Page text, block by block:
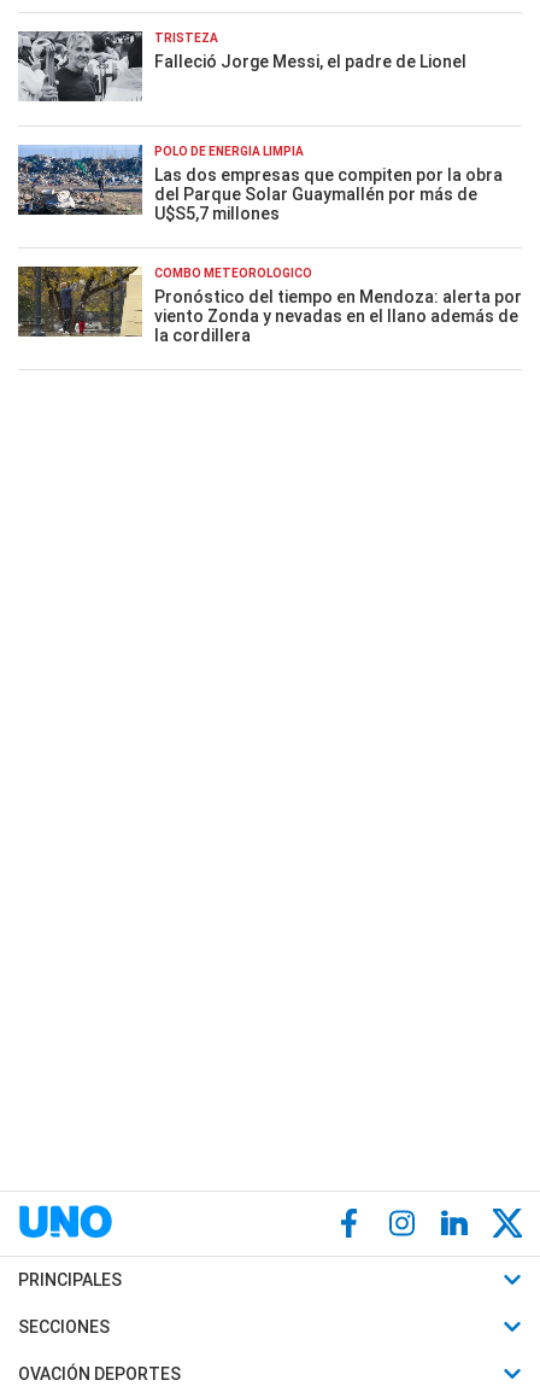
TRISTEZA
Falleció Jorge Messi, el padre de Lionel
POLO DE ENERGÍA LIMPIA
Las dos empresas que compiten por la obra
del Parque Solar Guaymallén por más de
U$S5,7 millones
COMBO METEOROLÓGICO
Pronóstico del tiempo en Mendoza: alerta por
viento Zonda y nevadas en el llano además de
la cordillera
PRINCIPALES
Últimas Noticias
Política
SECCIONES
Horóscopo
OVACIÓN DEPORTES